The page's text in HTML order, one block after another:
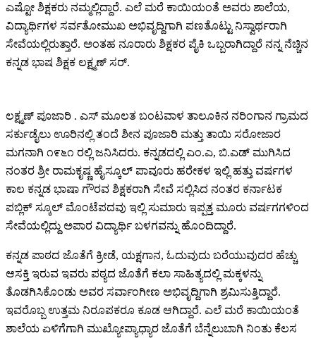
ಎಷ್ಟೋ ಶಿಕ್ಷಕರು ನಮ್ಮಲ್ಲಿದ್ದಾರೆ. ಎಲೆ ಮರೆ ಕಾಯಿಯಂತೆ ಅವರು ಶಾಲೆಯ,
ವಿದ್ಯಾರ್ಥಿಗಳ ಸರ್ವತೋಮುಖ ಅಭಿವೃದ್ದಿಗಾಗಿ ಪಣತೊಟ್ಟು ನಿಸ್ವಾರ್ಥರಾಗಿ
ಸೇವೆಯಲ್ಲಿರುತ್ತಾರೆ. ಅಂತಹ ನೂರಾರು ಶಿಕ್ಷಕರ ಪೈಕಿ ಒಬ್ಬರಾಗಿದ್ದಾರೆ ನನ್ನ ನೆಚ್ಚಿನ
ಕನ್ನಡ ಭಾಷ ಶಿಕ್ಷಕ ಲಕ್ಷ್ಮಣ್ ಸರ್.
ಲಕ್ಷ್ಮಣ್ ಪೂಜಾರಿ . ಎಸ್ ಮೂಲತ ಬಂಟವಾಳ ತಾಲೂಕಿನ ನರಿಂಗಾನ ಗ್ರಾಮದ
ಸರ್ಕುಡೈಲು ಊರಿನಲ್ಲಿ ತಂದೆ ಶೀನ ಪೂಜಾರಿ ಮತ್ತು ತಾಯಿ ಸರೋಜಾರ
ಮಗನಾಗಿ ೧೯೬೧ ರಲ್ಲಿ ಜನಿಸಿದರು. ಕನ್ನಡದಲ್ಲಿ ಎಂ.ಎ, ಬಿ.ಎಡ್ ಮುಗಿಸಿದ
ನಂತರ ಶ್ರೀ ರಾಮಕೃಷ್ಣ ಹೈಸ್ಕೂಲ್ ಪಾವೂರು ಹರೇಕಳ ಇಲ್ಲಿ ಹತ್ತು ವರ್ಷಗಳ
ಕಾಲ ಕನ್ನಡ ಭಾಷಾ ಗೌರವ ಶಿಕ್ಷಕರಾಗಿ ಸೇವೆ ಸಲ್ಲಿಸಿದ ನಂತರ ಕರ್ನಾಟಕ
ಪಬ್ಲಿಕ್ ಸ್ಕೂಲ್ ಮೊಂಟೆಪದವು ಇಲ್ಲಿ ಸುಮಾರು ಇಪ್ಪತ್ತ ಮೂರು ವರ್ಷಗಗಳಿಂದ
ಸೇವೆಯಲ್ಲಿದ್ದು ಅಪಾರ ವಿದ್ಯಾರ್ಥಿ ಬಳಗವನ್ನು ಹೊಂದಿದ್ದಾರೆ.
ಕನ್ನಡ ಪಾಠದ ಜೊತೆಗೆ ಕ್ರೀಡೆ, ಯಕ್ಷಗಾನ, ಓದುವುದು ಬರೆಯುವುದರ ಹೆಚ್ಚು
ಆಸಕ್ತಿ ಇರುವ ಇವರು ಪಠ್ಯದ ಜೊತೆಗೆ ಕಲಾ ಸಾಹಿತ್ಯದಲ್ಲಿ ಮಕ್ಕಳನ್ನು
ತೊಡಗಿಸಿಕೊಂಡು ಅವರ ಸರ್ವಾಂಗೀಣ ಅಭಿವೃದ್ದಿಗಾಗಿ ಶ್ರಮಿಸುತ್ತಿದ್ದಾರೆ.
ಇವರೊಬ್ಬ ಉತ್ತಮ ನಿರೂಪಕರೂ ಕೂಡ ಆಗಿದ್ದಾರೆ. ಎಲೆ ಮರೆ ಕಾಯಿಯಂತೆ
ಶಾಲೆಯ ಏಳಿಗೆಗಾಗಿ ಮುಖ್ಯೋಪ್ಯಾಧ್ಯಾರ ಜೊತೆಗೆ ಬೆನ್ನೆಲುಬಾಗಿ ನಿಂತು ಕೆಲಸ